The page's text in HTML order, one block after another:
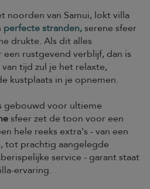
noorden van Samui, lokt villa
perfecte stranden,serene sfeer
drukte. Als dit alles
rustgevend verblijf, dan is
tijd zul je het relaxte,
kustplaats in je opnemen.
gebouwd voor ultieme
sfeer zet de toon voor een
hele reeks extra's - van een
tot prachtig aangelegde
service - garant staat
ervaring.